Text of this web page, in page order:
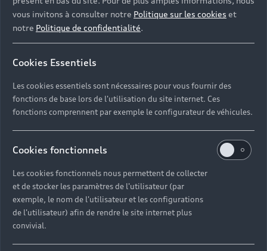
››
›
›
›
›
LOA Abregio Style
›
›
›
Crédit bail
vous invitons à consulter notre Politique sur les cookies et
notre Politique de confidentialité.
Cookies Essentiels
Les cookies essentiels sont nécessaires pour vous fournir des
fonctions de base lors de l'utilisation du site internet. Ces
fonctions comprennent par exemple le configurateur de véhicules.
Cookies fonctionnels
Les cookies fonctionnels nous permettent de collecter
et de stocker les paramètres de l'utilisateur (par
exemple, le nom de l'utilisateur et les configurations
de l'utilisateur) afin de rendre le site internet plus
convivial.